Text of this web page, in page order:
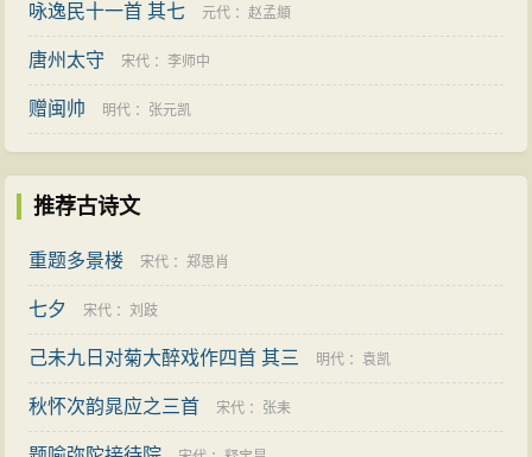
咏逸民十一首 其七 元代 ：赵孟頫
唐州太守 宋代 ：李师中
赠闽帅 明代 ： 张元凯
推荐古诗文
重题多景楼 宋代 ：郑思肖
七夕 宋代 ：刘跂
己未九日对菊大醉戏作四首 其三 明代 ： 袁凯
秋怀次韵晁应之三首 宋代 ： 张耒